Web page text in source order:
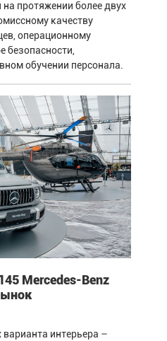
протяжении более двух
качеству
операционному
безопасности,
обучении персонала.
Mercedes-Benz
интерьера –